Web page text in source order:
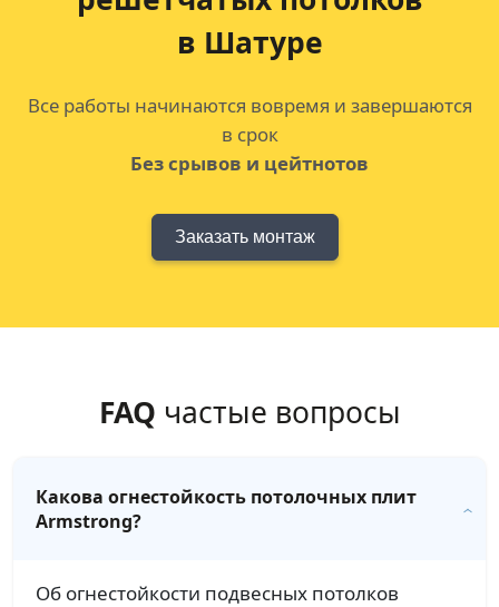
в Шатуре
Все работы начинаются вовремя и завершаются
в срок
Без срывов и цейтнотов
Заказать монтаж
FAQ частые вопросы
Какова огнестойкость потолочных плит
Armstrong?
Об огнестойкости подвесных потолков